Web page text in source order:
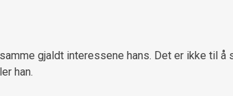
gjaldt interessene hans. Det er ikke til å
han.